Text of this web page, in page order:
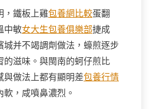
，鐵板上雞包養網比較蛋翻
中敏女大生包養俱樂部捷成
城并不竭調劑做法，蠔煎逐步
的滋味。與閩南的蚵仔煎比
與做法上都有顯明差包養行情
軟，咸噴鼻濃烈。